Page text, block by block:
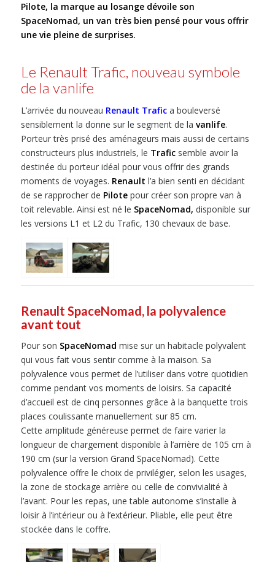
Pilote, la marque au losange dévoile son
SpaceNomad, un van très bien pensé pour vous offrir
une vie pleine de surprises.
Le Renault Trafic, nouveau symbole
de la vanlife
L’arrivée du nouveau Renault Trafic a bouleversé
sensiblement la donne sur le segment de la vanlife.
Porteur très prisé des aménageurs mais aussi de certains
constructeurs plus industriels, le Traficsemble avoir la
destinée du porteur idéal pour vous offrir des grands
moments de voyages. Renault l’a bien senti en décidant
de se rapprocher de Pilotepour créer son propre van à
toit relevable. Ainsi est né le SpaceNomad, disponible sur
les versions L1 et L2 du Trafic, 130 chevaux de base.
Renault SpaceNomad, la polyvalence
avant tout
Pour son SpaceNomad mise sur un habitacle polyvalent
qui vous fait vous sentir comme à la maison. Sa
polyvalence vous permet de l’utiliser dans votre quotidien
comme pendant vos moments de loisirs. Sa capacité
d’accueil est de cinq personnes grâce à la banquette trois
places coulissante manuellement sur 85 cm.
Cette amplitude généreuse permet de faire varier la
longueur de chargement disponible à l’arrière de 105 cm à
190 cm (sur la version Grand SpaceNomad). Cette
polyvalence offre le choix de privilégier, selon les usages,
la zone de stockage arrière ou celle de convivialité à
l’avant. Pour les repas, une table autonome s’installe à
loisir à l’intérieur ou à l’extérieur. Pliable, elle peut être
stockée dans le coffre.